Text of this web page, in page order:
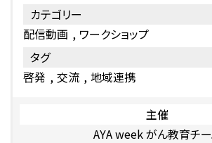
カテゴリー
配信動画
ワークショップ
タグ
啓発
交流 地域連携
主催
AYA week がん教育チ